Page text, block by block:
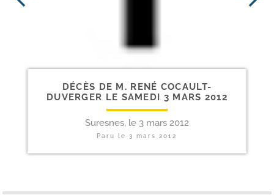
DÉCÈS DE M. RENÉ COCAULT-​
DUVERGER LE SAMEDI 3 MARS 2012
Suresnes, le 3 mars 2012
Paru le3 mars 2012